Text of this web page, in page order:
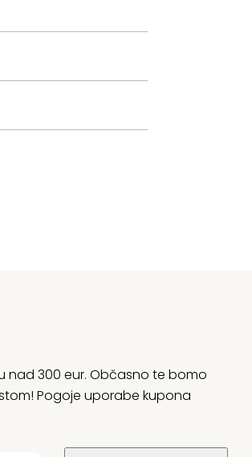
nad 300 eur. Občasno te bomo
Pogoje uporabe kupona